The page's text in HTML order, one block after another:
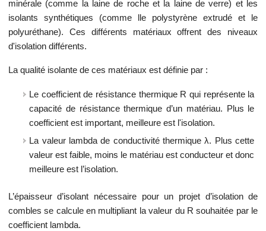
minérale (comme la laine de roche et la laine de verre) et les
isolants synthétiques (comme lle polystyrène extrudé et le
polyuréthane). Ces différents matériaux offrent des niveaux
d'isolation différents.
La qualité isolante de ces matériaux est définie par :
Le coefficient de résistance thermique R qui représente la
capacité de résistance thermique d’un matériau. Plus le
coefficient est important, meilleure est l'isolation.
La valeur lambda de conductivité thermique λ. Plus cette
valeur est faible, moins le matériau est conducteur et donc
meilleure est l’isolation.
L’épaisseur d’isolant nécessaire pour un projet d’isolation de
combles se calcule en multipliant la valeur du R souhaitée par le
coefficient lambda.